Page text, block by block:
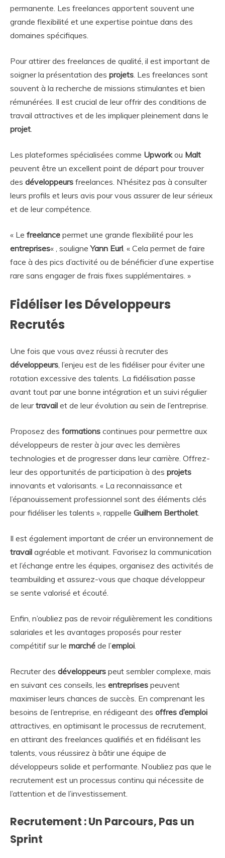
permanente. Les freelances apportent souvent une
grande flexibilité et une expertise pointue dans des
domaines spécifiques.
Pour attirer des freelances de qualité, il est important de
soigner la présentation des projets . Les freelances sont
souvent à la recherche de missions stimulantes et bien
rémunérées. Il est crucial de leur offrir des conditions de
travail attractives et de les impliquer pleinement dans le
projet
Les plateformes spécialisées comme Upworkou Malt
peuvent être un excellent point de départ pour trouver
des développeurs freelances. N’hésitez pas à consulter
leurs profils et leurs avis pour vous assurer de leur sérieux
et de leur compétence.
« Le freelance permet une grande flexibilité pour les
entreprises« , souligneYann Eurl . « Cela permet de faire
face à des pics d’activité ou de bénéficier d’une expertise
rare sans engager de frais fixes supplémentaires. »
Fidéliser les Développeurs
Recrutés
Une fois que vous avez réussi à recruter des
développeurs, l’enjeu est de les fidéliser pour éviter une
rotation excessive des talents. La fidélisation passe
avant tout par une bonne intégration et un suivi régulier
de leurtravail et de leur évolution au sein de l’entreprise.
Proposez des formations continues pour permettre aux
développeurs de rester à jour avec les dernières
technologies et de progresser dans leur carrière. Offrez-
leur des opportunités de participation à des projets
innovants et valorisants. « La reconnaissance et
l’épanouissement professionnel sont des éléments clés
pour fidéliser les talents », rappelle Guilhem Bertholet.
Il est également important de créer un environnement de
travail agréable et motivant. Favorisez la communication
et l’échange entre les équipes, organisez des activités de
teambuilding et assurez-vous que chaque développeur
se sente valorisé et écouté.
Enfin, n’oubliez pas de revoir régulièrement les conditions
salariales et les avantages proposés pour rester
compétitif sur le marché de l’emploi.
Recruter des développeurs peut sembler complexe, mais
en suivant ces conseils, les entreprises peuvent
maximiser leurs chances de succès. En comprenant les
besoins de l’entreprise, en rédigeant des offres d’emploi
attractives, en optimisant le processus de recrutement,
en attirant des freelances qualifiés et en fidélisant les
talents, vous réussirez à bâtir une équipe de
développeurs solide et performante. N’oubliez pas que le
recrutement est un processus continu qui nécessite de
l’attention et de l’investissement.
Recrutement : Un Parcours, Pas un
Sprint